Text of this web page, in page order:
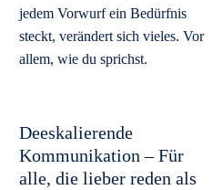
jedem Vorwurf ein Bedürfnis
steckt, verändert sich vieles. Vor
allem, wie du sprichst.
Deeskalierende
Kommunikation – Für
alle, die lieber reden als